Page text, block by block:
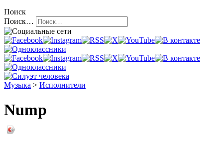
Поиск
Поиск…
Музыка > Исполнители
Nump